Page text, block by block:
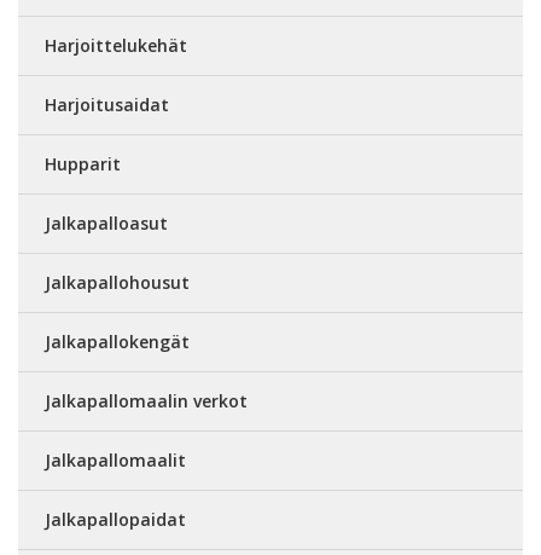
Harjoittelukehät
Harjoitusaidat
Hupparit
Jalkapalloasut
Jalkapallohousut
Jalkapallokengät
Jalkapallomaalin verkot
Jalkapallomaalit
Jalkapallopaidat